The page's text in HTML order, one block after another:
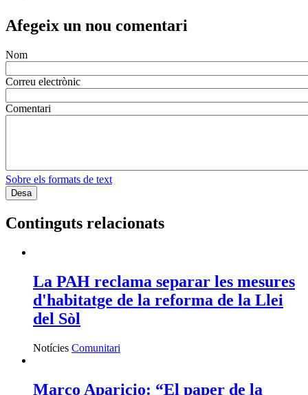
Afegeix un nou comentari
Nom
Correu electrònic
Comentari
Sobre els formats de text
Continguts relacionats
La PAH reclama separar les mesures
d'habitatge de la reforma de la Llei
del Sòl
Notícies Comunitari
Marco Aparicio: “El paper de la